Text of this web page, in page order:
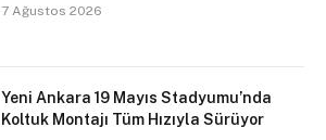
7 Ağustos 2026
Yeni Ankara 19 Mayıs Stadyumu’nda
Koltuk Montajı Tüm Hızıyla Sürüyor